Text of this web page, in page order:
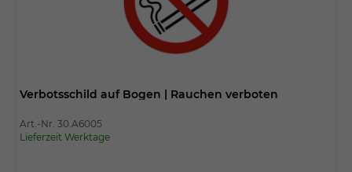
Verbotsschild auf Bogen | Rauchen verboten
Art.-Nr. 30.A6005
Lieferzeit Werktage